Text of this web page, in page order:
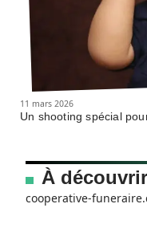
11 mars 2026
Un shooting spécial
À découvrir
cooperative-